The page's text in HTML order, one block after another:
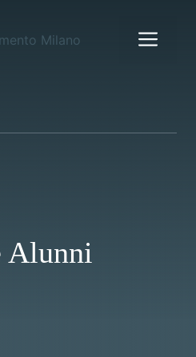
Alunni